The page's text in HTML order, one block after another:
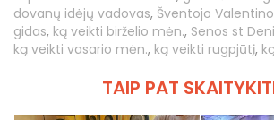
dovanų idėjų vadovas, Šventojo
gidas, ką veikti birželio mėn., Senos st
ką veikti vasario mėn., ką veikti rugpjūtį,
TAIP PAT